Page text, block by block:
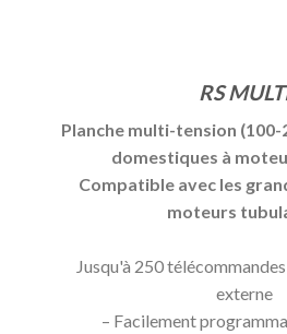
RS
Planche multi-tension
domestiques à
Compatible avec les
moteurs
Jusqu'à 250
externe
– Facilement